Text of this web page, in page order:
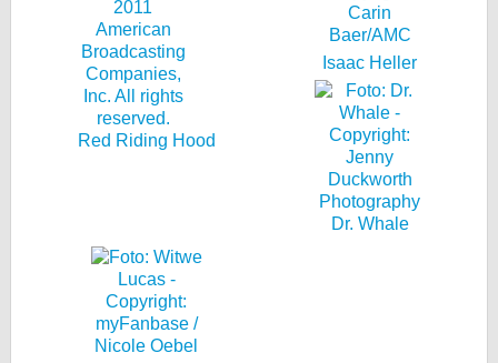
Red Riding Hood
Isaac Heller
Dr. Whale